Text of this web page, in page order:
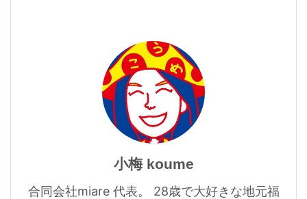
小梅 koume
合同会社miare 代表。 28歳で大好きな地元福